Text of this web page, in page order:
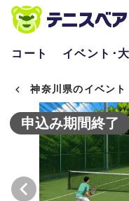
コート イベント･
神奈川県のイベント
申込み期間終了